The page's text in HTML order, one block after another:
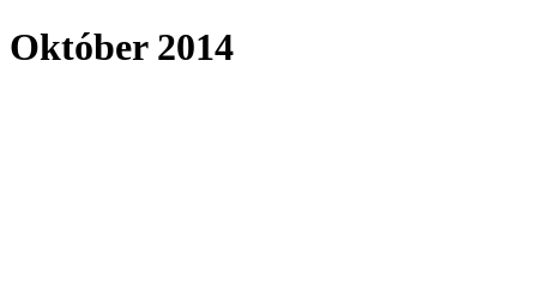
Október 2014